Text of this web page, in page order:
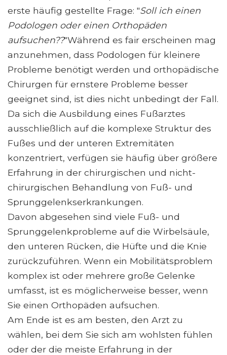
erste häufig gestellte Frage: "Soll ich einen
Podologen oder einen Orthopäden
aufsuchen??"Während es fair erscheinen mag
anzunehmen, dass Podologen für kleinere
Probleme benötigt werden und orthopädische
Chirurgen für ernstere Probleme besser
geeignet sind, ist dies nicht unbedingt der Fall.
Da sich die Ausbildung eines Fußarztes
ausschließlich auf die komplexe Struktur des
Fußes und der unteren Extremitäten
konzentriert, verfügen sie häufig über größere
Erfahrung in der chirurgischen und nicht-
chirurgischen Behandlung von Fuß- und
Sprunggelenkserkrankungen.
Davon abgesehen sind viele Fuß- und
Sprunggelenkprobleme auf die Wirbelsäule,
den unteren Rücken, die Hüfte und die Knie
zurückzuführen. Wenn ein Mobilitätsproblem
komplex ist oder mehrere große Gelenke
umfasst, ist es möglicherweise besser, wenn
Sie einen Orthopäden aufsuchen.
Am Ende ist es am besten, den Arzt zu
wählen, bei dem Sie sich am wohlsten fühlen
oder der die meiste Erfahrung in der